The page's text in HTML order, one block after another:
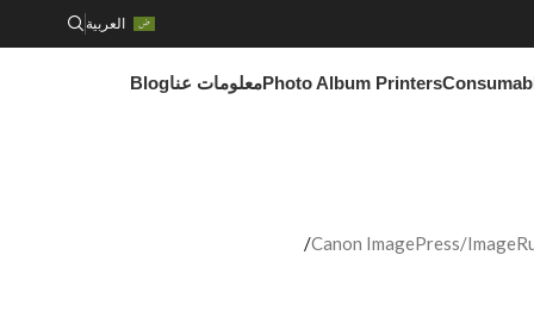
العربية
Photo Album Printersمعلومات عناBlog
Canon ImagePress/